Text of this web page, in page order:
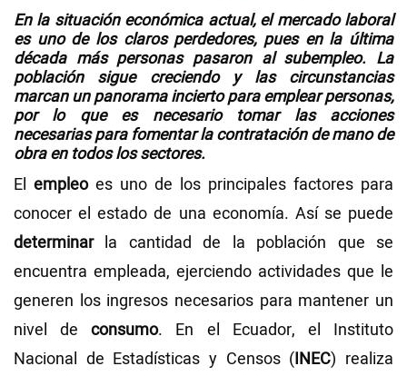
NEWSLETTERS
En la situación económica actual, el mercado laboral
es uno de los claros perdedores, pues en la última
década más personas pasaron al subempleo. La
población sigue creciendo y las circunstancias
marcan un panorama incierto para emplear personas,
por lo que es necesario tomar las acciones
necesarias para fomentar la contratación de mano de
obra en todos los sectores.
El empleoes uno de los principales factores para
conocer el estado de una economía. Así se puede
determinarla cantidad de la población que se
encuentra empleada, ejerciendo actividades que le
generen los ingresos necesarios para mantener un
nivel deconsumo. En el Ecuador, el Instituto
Nacional de Estadísticas y Censos (INEC) realiza